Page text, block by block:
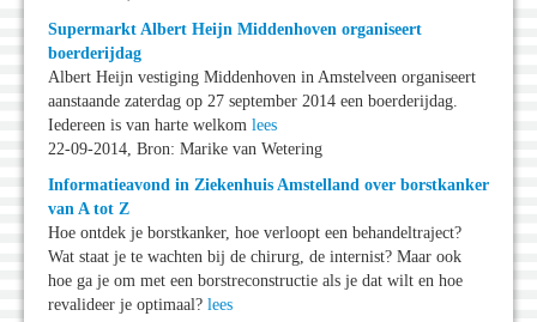
Supermarkt Albert Heijn Middenhoven organiseert
boerderijdag
Albert Heijn vestiging Middenhoven in Amstelveen organiseert
aanstaande zaterdag op 27 september 2014 een boerderijdag.
Iedereen is van harte welkom lees
22-09-2014, Bron: Marike van Wetering
Informatieavond in Ziekenhuis Amstelland over borstkanker
van A tot Z
Hoe ontdek je borstkanker, hoe verloopt een behandeltraject?
Wat staat je te wachten bij de chirurg, de internist? Maar ook
hoe ga je om met een borstreconstructie als je dat wilt en hoe
revalideer je optimaal? lees